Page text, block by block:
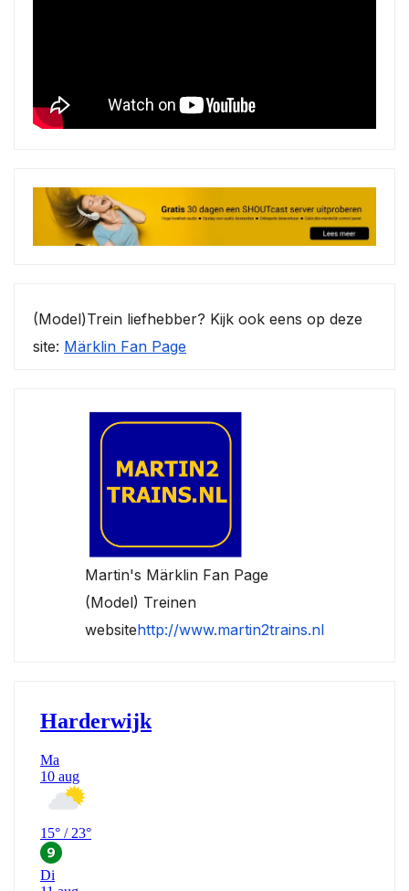
(Model)Trein liefhebber? Kijk ook eens op deze
site: Märklin Fan Page
Martin's Märklin Fan Page
(Model) Treinen
websitehttp://www.martin2trains.nl